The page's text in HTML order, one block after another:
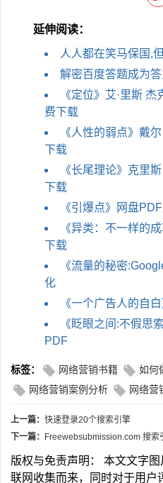
延伸阅读：
人人都在笑马保国,
解密百度答题成为
《定位》艾·里斯
费下载
《人性的弱点》戴
下载
《长尾理论》克里
下载
《引爆点》网盘
《异类：不一样的
下载
《流量的秘密
化
《一个广告人的自
《眨眼之间:不假思
PDF
标签： 网络营销书籍
如何
网络营销案例分析
网络营
上一篇： 快速登录20个搜索引擎
下一篇：
Freewebsubmission.com 搜索
版权与免责声明： 本文文字
联网收集而来，同时对于用户